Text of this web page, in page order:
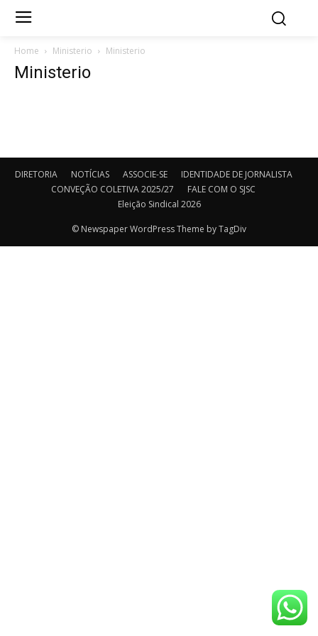
Home Ministerio Ministerio
Ministerio
DIRETORIA NOTÍCIAS ASSOCIE-SE
IDENTIDADE DE JORNALISTA
CONVEÇÃO COLETIVA 2025/27
FALE COM O SJSC
Eleição Sindical 2026
© Newspaper WordPress Theme by TagDiv